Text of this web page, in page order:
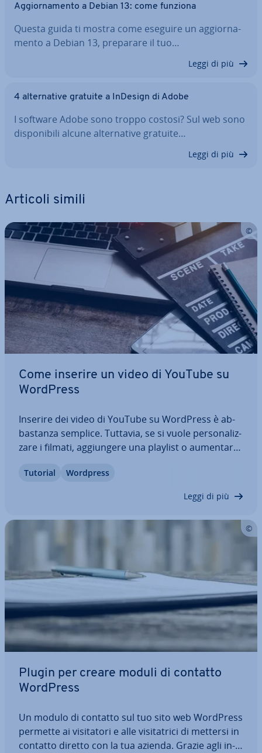
Ag­gior­na­men­to a Debian 13: come funziona
Questa guida ti mostra come eseguire un ag­gior­na­
men­to a Debian 13, preparare il tuo…
Leggi di più
4 al­ter­na­ti­ve gratuite a InDesign di Adobe
I software Adobe sono troppo costosi? Sul web sono
di­spo­ni­bi­li alcune al­ter­na­ti­ve gratuite…
Leggi di più
Articoli simili
Come inserire un video di YouTube su
WordPress
Inserire dei video di YouTube su WordPress è ab­
ba­stan­za semplice. Tuttavia, se si vuole per­so­na­liz­
za­re i filmati, ag­giun­ge­re una playlist o aumentare
diversi plugin utili che per­met­to­no di inserire fa­cil­
Tutorial Wordpress
Leggi di più
Plugin per creare moduli di contatto
WordPress
Un modulo di contatto sul tuo sito web WordPress
permette ai vi­si­ta­to­ri e alle vi­si­ta­tri­ci di mettersi in
contatto diretto con la tua azienda. Grazie agli in­